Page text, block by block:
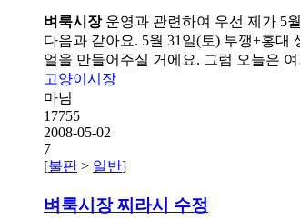
벼룩시장운영과 관련하여 우선 제가 5
다음과 같아요. 5월 31일(토) 부깽+홍대
얼을 만들어주실 거에요. 그럼 오늘은
고양이시장
마님
17755
2008-05-02
7
[불판 > 일반]
벼룩시장찌라시 수정